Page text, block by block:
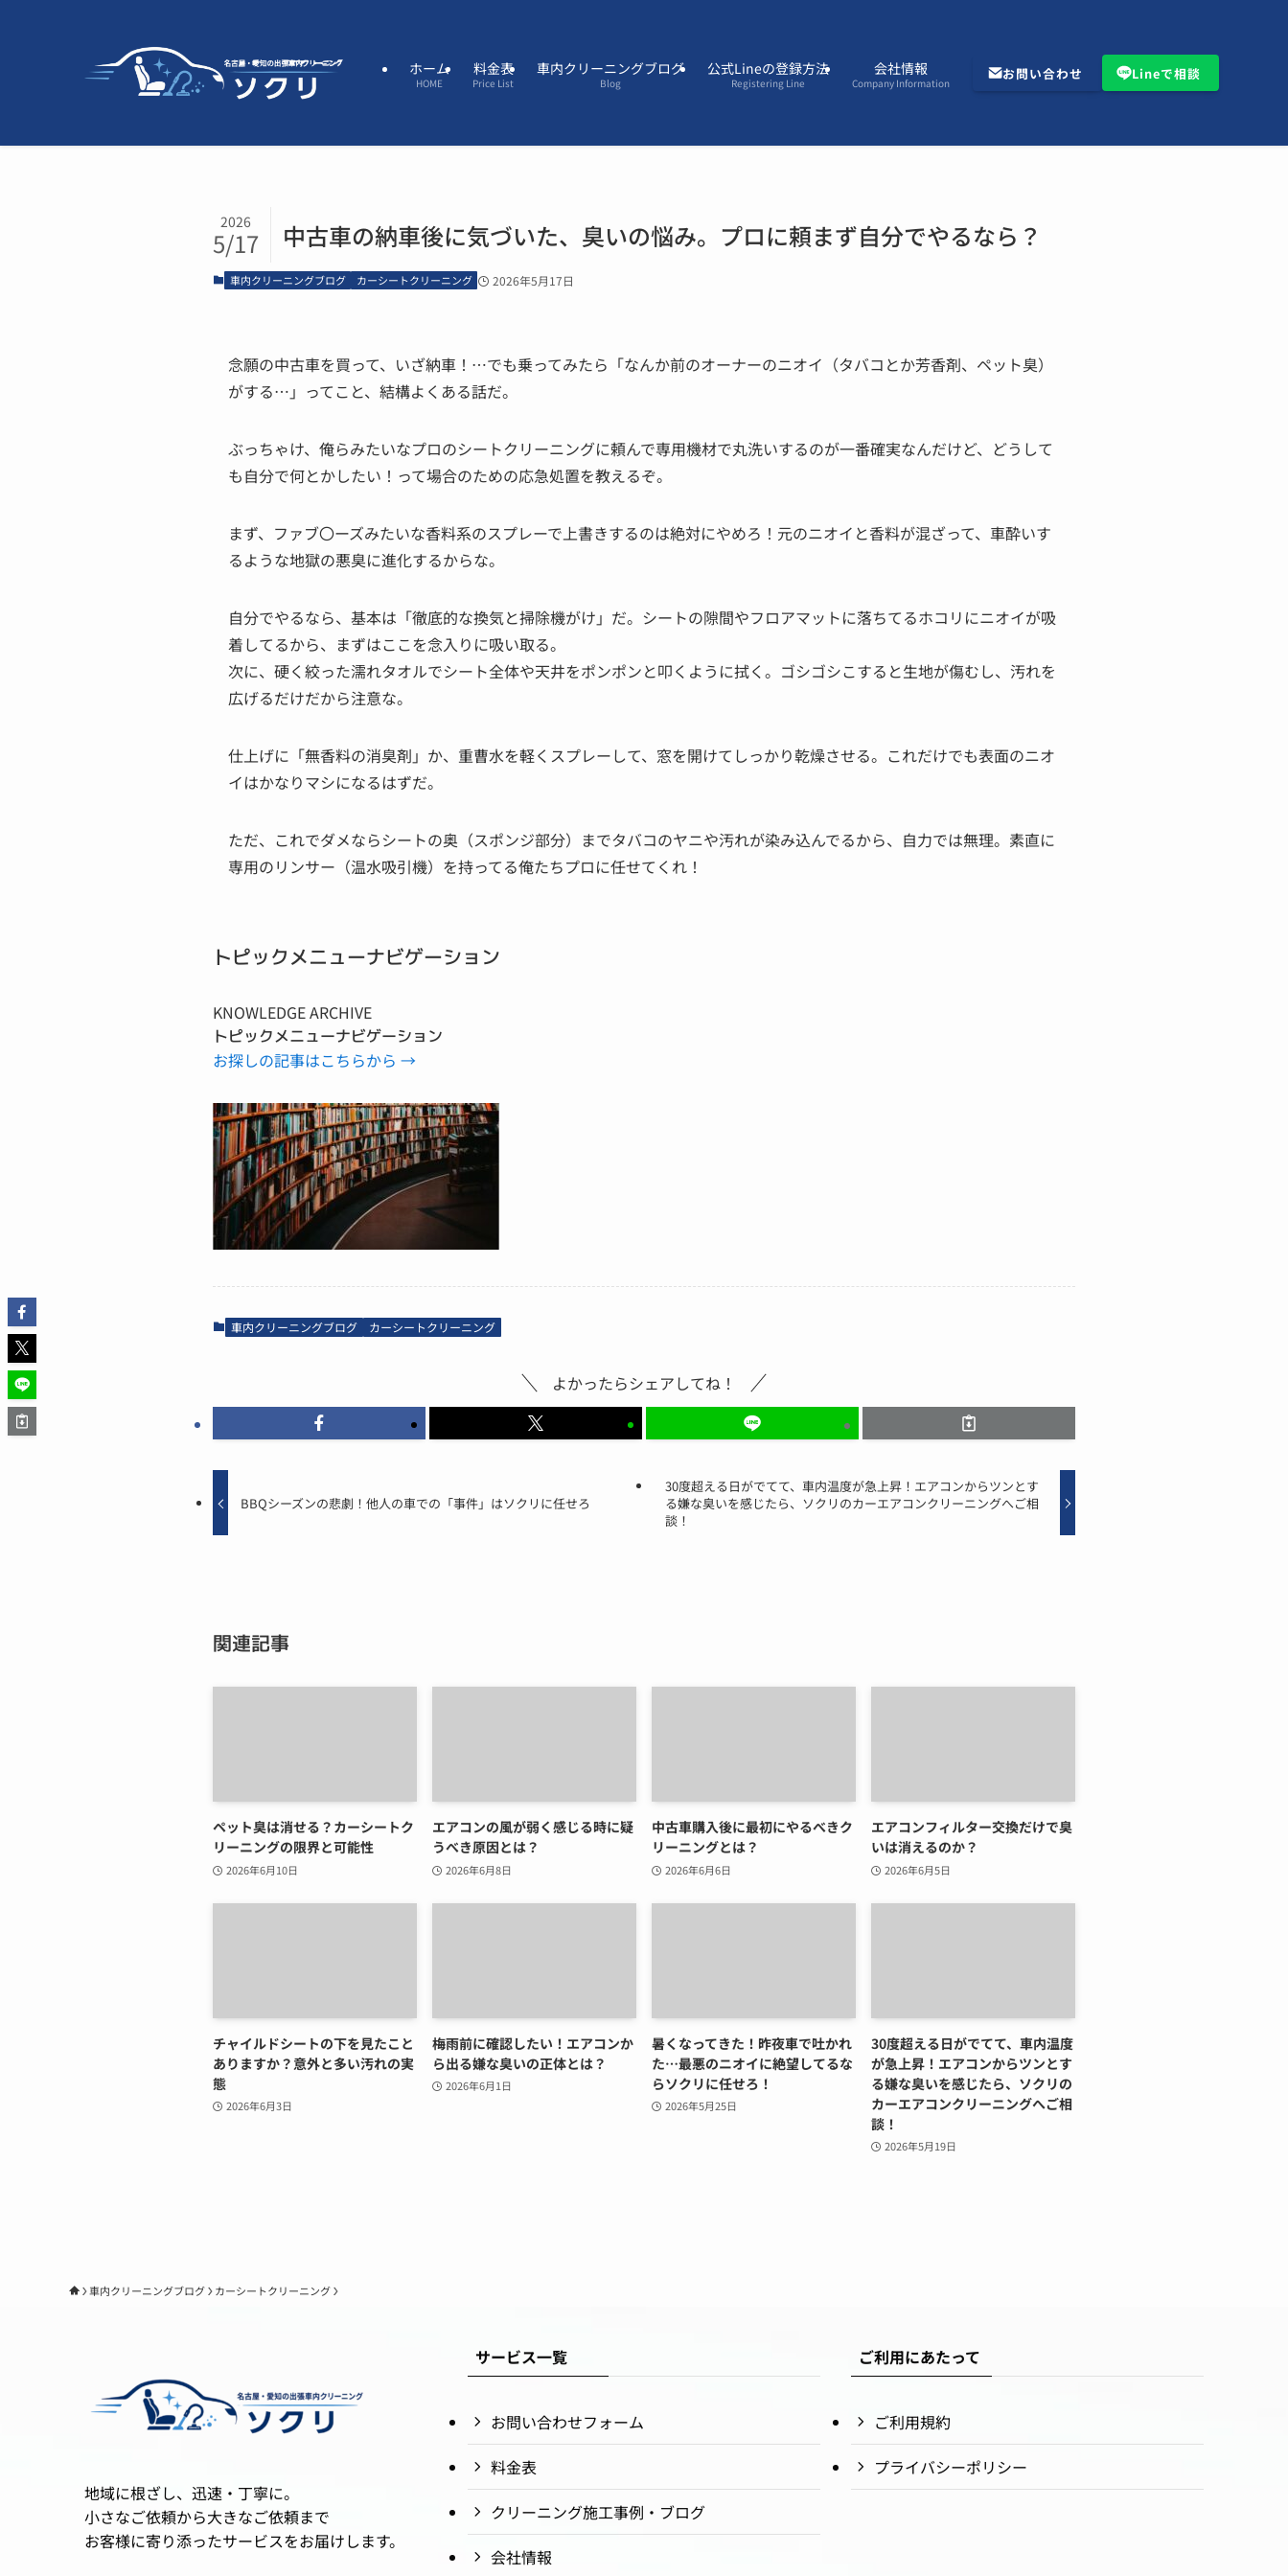
ホーム
HOME
料金表
Price List
車内クリーニングブログ
Blog
公式Lineの登録方法
Registering Line
会社情報
Company Information
お問い合わせ Lineで相談
中古車の納車後に気づいた、臭いの悩み。プロに頼まず自分でやるなら？
2026
5/17
車内クリーニングブログ カーシートクリーニング 2026年5月17日
念願の中古車を買って、いざ納車！…でも乗ってみたら「なんか前のオーナーのニオイ（タバコとか芳香剤、ペット臭）
がする…」ってこと、結構よくある話だ。
ぶっちゃけ、俺らみたいなプロのシートクリーニングに頼んで専用機材で丸洗いするのが一番確実なんだけど、どうして
も自分で何とかしたい！って場合のための応急処置を教えるぞ。
まず、ファブ〇ーズみたいな香料系のスプレーで上書きするのは絶対にやめろ！元のニオイと香料が混ざって、車酔いす
るような地獄の悪臭に進化するからな。
自分でやるなら、基本は「徹底的な換気と掃除機がけ」だ。シートの隙間やフロアマットに落ちてるホコリにニオイが吸
着してるから、まずはここを念入りに吸い取る。
次に、硬く絞った濡れタオルでシート全体や天井をポンポンと叩くように拭く。ゴシゴシこすると生地が傷むし、汚れを
広げるだけだから注意な。
仕上げに「無香料の消臭剤」か、重曹水を軽くスプレーして、窓を開けてしっかり乾燥させる。これだけでも表面のニオ
イはかなりマシになるはずだ。
ただ、これでダメならシートの奥（スポンジ部分）までタバコのヤニや汚れが染み込んでるから、自力では無理。素直に
専用のリンサー（温水吸引機）を持ってる俺たちプロに任せてくれ！
トピックメニューナビゲーション
KNOWLEDGE ARCHIVE
トピックメニューナビゲーション
お探しの記事はこちらから →
車内クリーニングブログ カーシートクリーニング
よかったらシェアしてね！
BBQシーズンの悲劇！他人の車での「事件」はソクリに任せろ
30度超える日がでてて、車内温度が急上昇！エアコンからツンとす
る嫌な臭いを感じたら、ソクリのカーエアコンクリーニングへご相
談！
関連記事
ペット臭は消せる？カーシートク
リーニングの限界と可能性
2026年6月10日
エアコンの風が弱く感じる時に疑
うべき原因とは？
2026年6月8日
中古車購入後に最初にやるべきク
リーニングとは？
2026年6月6日
エアコンフィルター交換だけで臭
いは消えるのか？
2026年6月5日
チャイルドシートの下を見たこと
ありますか？意外と多い汚れの実
態
2026年6月3日
梅雨前に確認したい！エアコンか
ら出る嫌な臭いの正体とは？
2026年6月1日
暑くなってきた！昨夜車で吐かれ
た…最悪のニオイに絶望してるな
らソクリに任せろ！
2026年5月25日
30度超える日がでてて、車内温度
が急上昇！エアコンからツンとす
る嫌な臭いを感じたら、ソクリの
カーエアコンクリーニングへご相
談！
2026年5月19日
車内クリーニングブログ カーシートクリーニング
地域に根ざし、迅速・丁寧に。
小さなご依頼から大きなご依頼まで
お客様に寄り添ったサービスをお届けします。
サービス一覧
お問い合わせフォーム
料金表
クリーニング施工事例・ブログ
会社情報
ご利用にあたって
ご利用規約
プライバシーポリシー